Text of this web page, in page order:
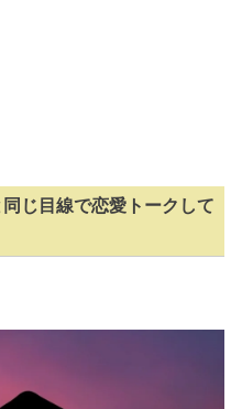
じ目線で恋愛トークして